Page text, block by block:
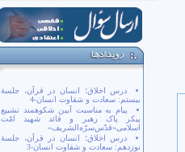
درس اخلاق؛ انسان در قرآن، جلسۀ
بیستم: سعادت و شقاوت انسان-4
پیام به مناسبت آیین شکوهمند تشییع
پیکر پاک رهبر و قائد شهید امّت
اسلامی«قدّس‌سرّه‌الشریف»
درس اخلاق؛ انسان در قرآن، جلسۀ
نوزدهم: سعادت و شقاوت انسان-3